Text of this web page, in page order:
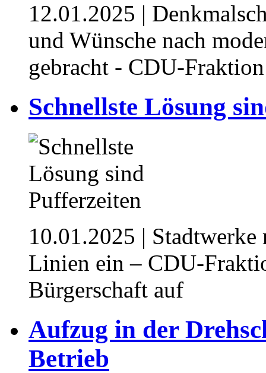
12.01.2025 |
und Wünsche nach
gebracht - CDU-
Schnellste Lösung
10.01.2025 |
Linien ein – CDU-
Bürgerschaft auf
Aufzug in der
Betrieb